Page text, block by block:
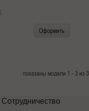
Оформить
показаны модели 1 - 3 из 3
Сотрудничество